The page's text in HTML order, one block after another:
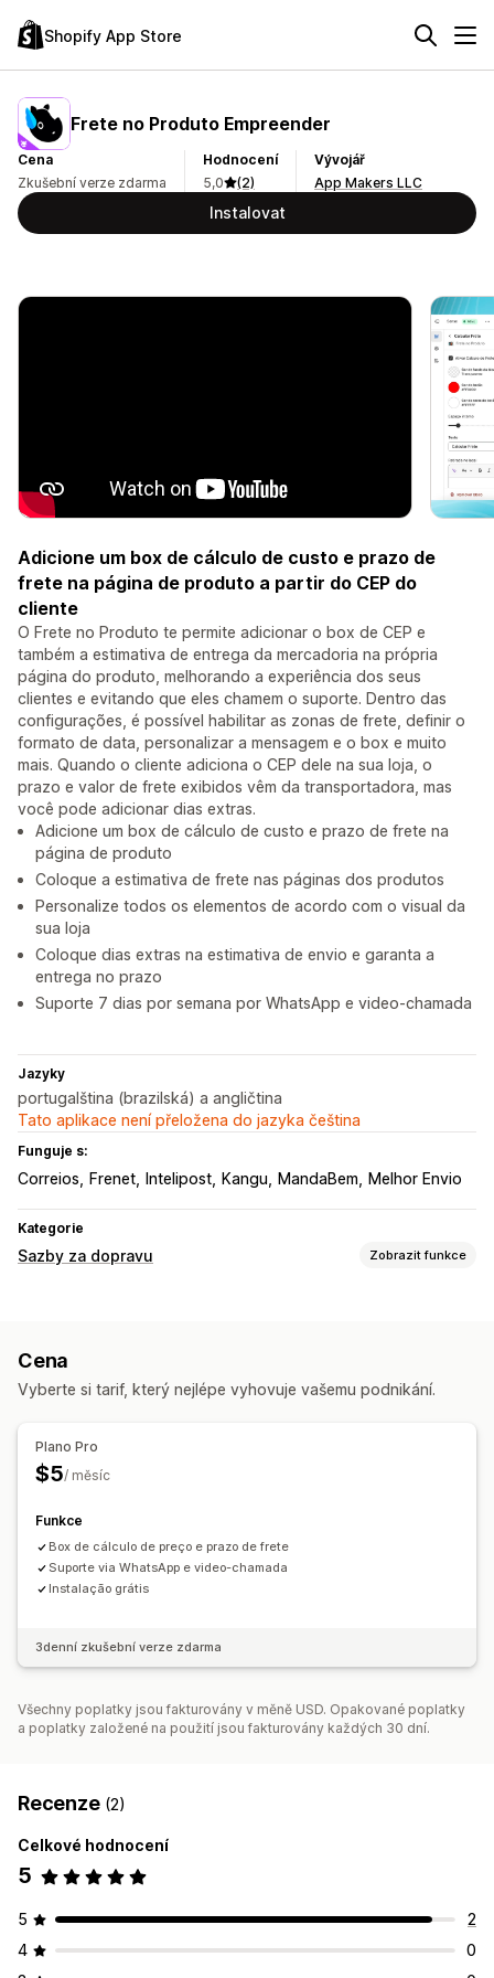
Shopify App Store
Frete no Produto Empreender
Cena
Zkušební verze zdarma
Hodnocení
5,0
(2)
Vývojář
App Makers LLC
Instalovat
Adicione um box de cálculo de custo e prazo de
frete na página de produto a partir do CEP do
cliente
O Frete no Produto te permite adicionar o box de CEP e
também a estimativa de entrega da mercadoria na própria
página do produto, melhorando a experiência dos seus
clientes e evitando que eles chamem o suporte. Dentro das
configurações, é possível habilitar as zonas de frete, definir o
formato de data, personalizar a mensagem e o box e muito
mais. Quando o cliente adiciona o CEP dele na sua loja, o
prazo e valor de frete exibidos vêm da transportadora, mas
você pode adicionar dias extras.
Adicione um box de cálculo de custo e prazo de frete na
página de produto
Coloque a estimativa de frete nas páginas dos produtos
Personalize todos os elementos de acordo com o visual da
sua loja
Coloque dias extras na estimativa de envio e garanta a
entrega no prazo
Suporte 7 dias por semana por WhatsApp e video-chamada
Jazyky
portugalština (brazilská) a angličtina
Tato aplikace není přeložena do jazyka čeština
Funguje s:
Correios Frenet Intelipost Kangu MandaBem Melhor Envio
Kategorie
Sazby za dopravu Zobrazit funkce
Cena
Vyberte si tarif, který nejlépe vyhovuje vašemu podnikání.
Plano Pro
$5/ měsíc
Funkce
Box de cálculo de preço e prazo de frete
Suporte via WhatsApp e video-chamada
Instalação grátis
3denní zkušební verze zdarma
Všechny poplatky jsou fakturovány v měně USD. Opakované poplatky
a poplatky založené na použití jsou fakturovány každých 30 dní.
Recenze (2)
Celkové hodnocení
5
5
2
4
0